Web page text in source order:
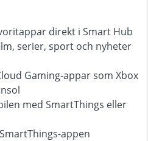
direkt i Smart Hub
serier, sport och nyheter
Gaming-appar som Xbox
med SmartThings eller
appen